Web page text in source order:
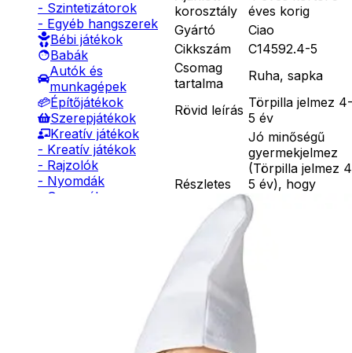
- Szintetizátorok
- Egyéb hangszerek
Bébi játékok
Babák
Autók és
munkagépek
Építőjátékok
Szerepjátékok
Kreatív játékok
- Kreatív játékok
- Rajzolók
- Nyomdák
- Gyurmák
- Egyéb nyári játékok
korosztály
éves korig
Gyártó
Ciao
Cikkszám
C14592.4-5
Csomag
tartalma
Ruha, sapka
Rövid leírás Törpilla jelmez 4-
5 év
Részletes
Jó minőségű
gyermekjelmez
(Törpilla jelmez
5 év), hogy
gyermeke mindig
új és változatos
egyéniség
30 C fokon
mosható. Nem
vasalható, nyílt
lángtól és